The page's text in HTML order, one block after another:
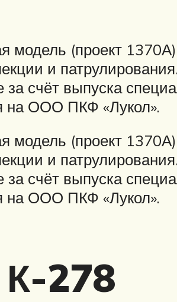
модель (проект
и
счёт выпуска
на ООО ПКФ «Лукол».
модель (проект
и
счёт выпуска
на ООО ПКФ «Лукол».
К-278